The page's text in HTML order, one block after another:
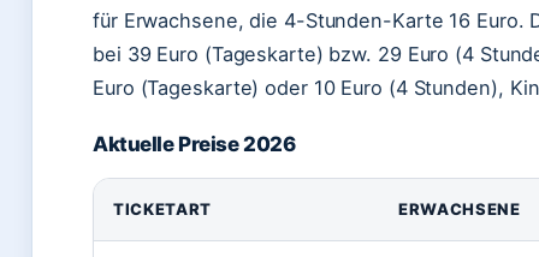
für Erwachsene, die 4-Stunden-Karte 16 Euro.
bei 39 Euro (Tageskarte) bzw. 29 Euro (4
Euro (Tageskarte) oder 10 Euro (4 Stunden),
Aktuelle Preise 2026
TICKETART ERWACHSENE